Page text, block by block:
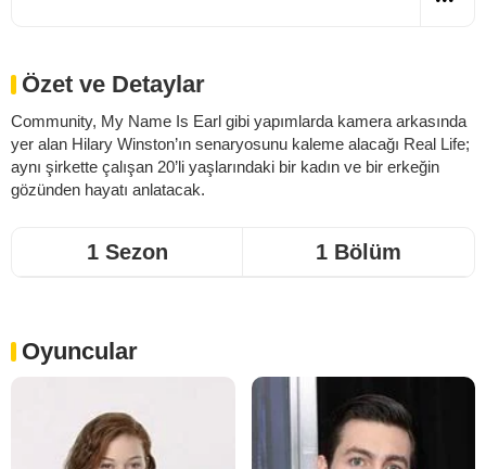
Özet ve Detaylar
Community, My Name Is Earl gibi yapımlarda kamera arkasında
yer alan Hilary Winston’ın senaryosunu kaleme alacağı Real Life;
aynı şirkette çalışan 20’li yaşlarındaki bir kadın ve bir erkeğin
gözünden hayatı anlatacak.
1 Sezon 1 Bölüm
Oyuncular